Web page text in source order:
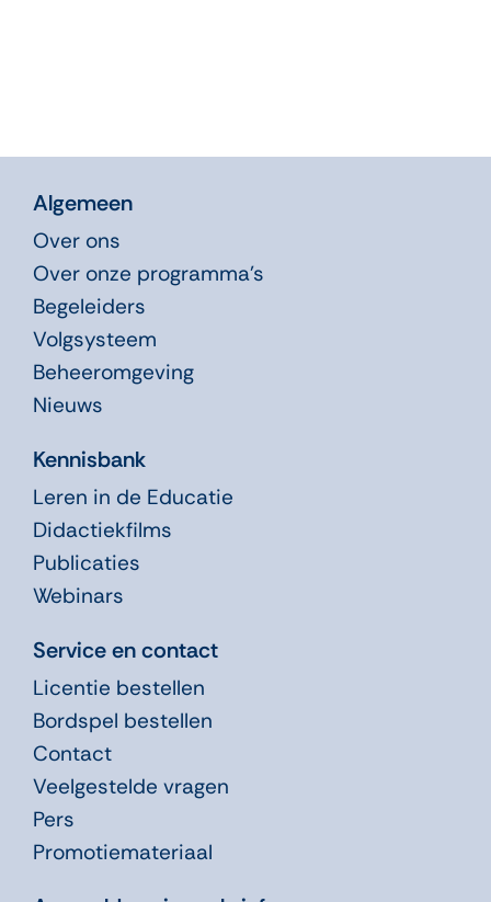
Algemeen
Over ons
Over onze programma’s
Begeleiders
Volgsysteem
Beheeromgeving
Nieuws
Kennisbank
Leren in de Educatie
Didactiekfilms
Publicaties
Webinars
Service en contact
Licentie bestellen
Bordspel bestellen
Contact
Veelgestelde vragen
Pers
Promotiemateriaal